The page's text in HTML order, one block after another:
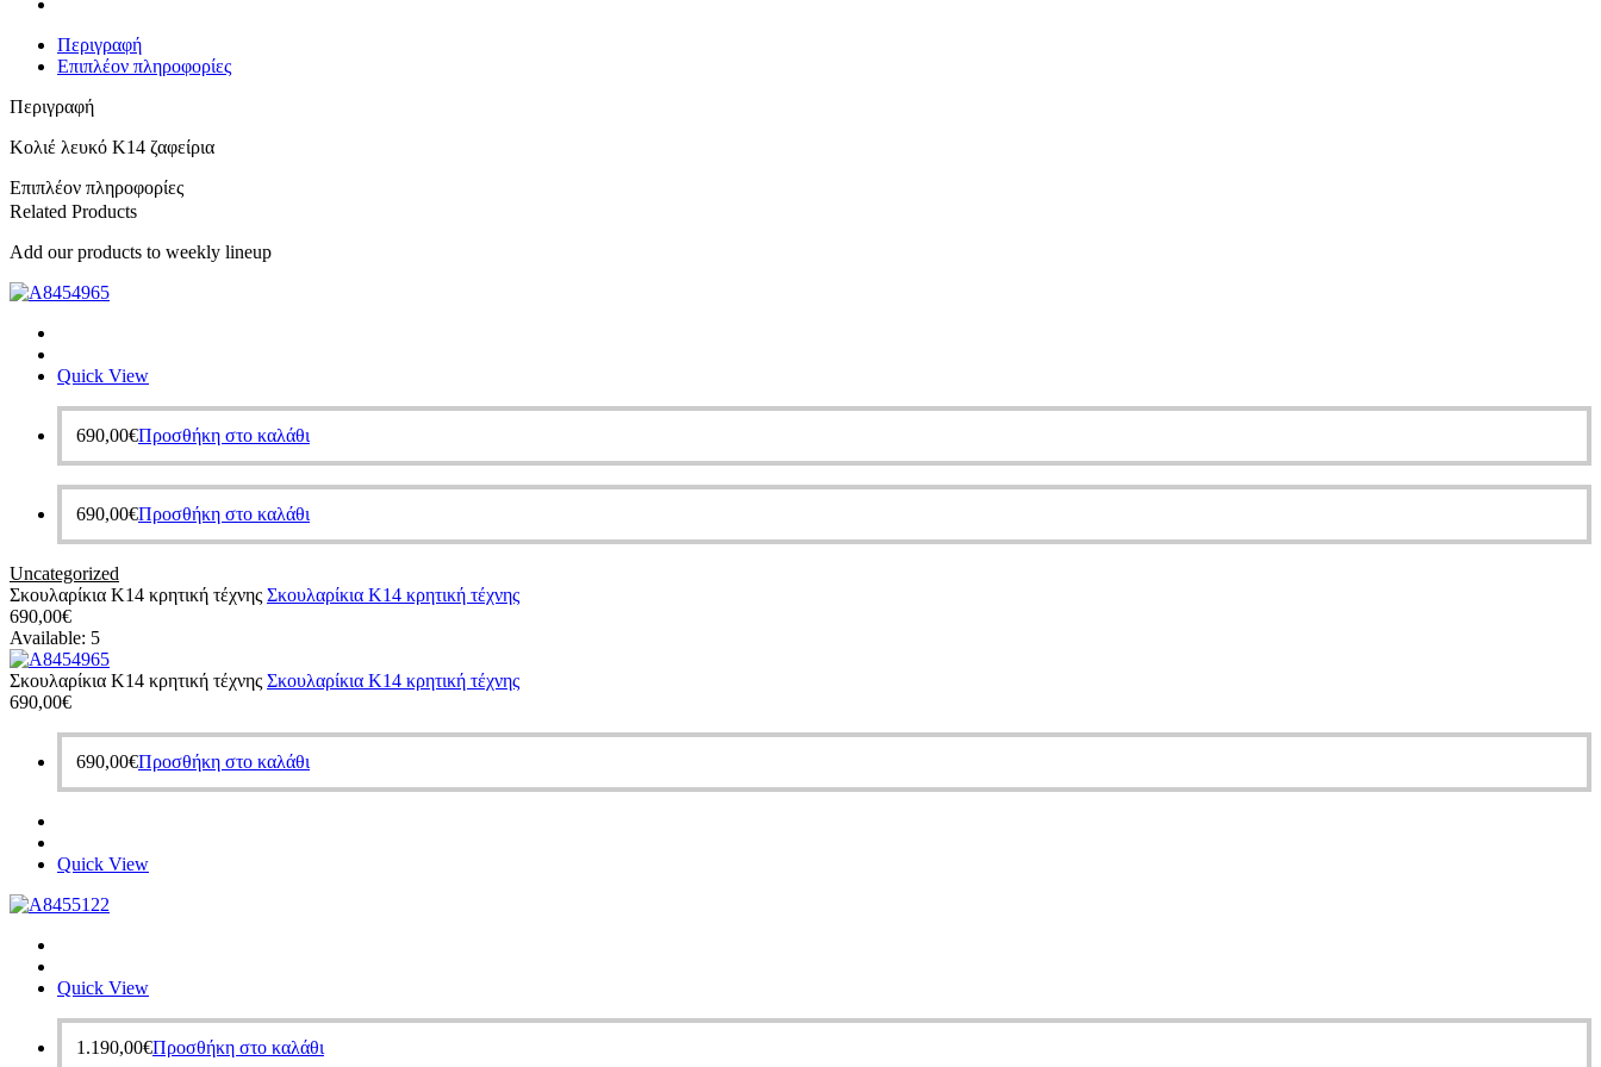
Περιγραφή
Επιπλέον πληροφορίες
Περιγραφή
Κολιέ λευκό Κ14 ζαφείρια
Επιπλέον πληροφορίες
Related Products
Add our products to weekly lineup
Quick View
690,00€Προσθήκη στο καλάθι
690,00€Προσθήκη στο καλάθι
Uncategorized
Σκουλαρίκια Κ14 κρητική τέχνης Σκουλαρίκια Κ14 κρητική τέχνης
690,00€
Available: 5
Σκουλαρίκια Κ14 κρητική τέχνης Σκουλαρίκια Κ14 κρητική τέχνης
690,00€
690,00€Προσθήκη στο καλάθι
Quick View
Quick View
1.190,00€Προσθήκη στο καλάθι